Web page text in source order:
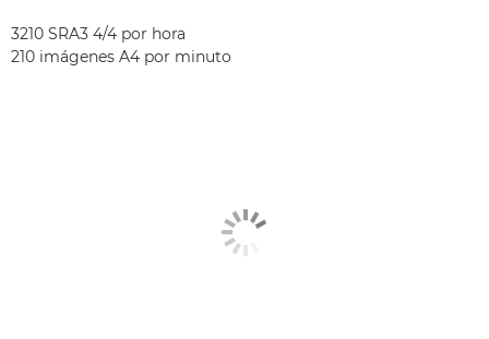
3210 SRA3 4/4 por hora
210 imágenes A4 por minuto